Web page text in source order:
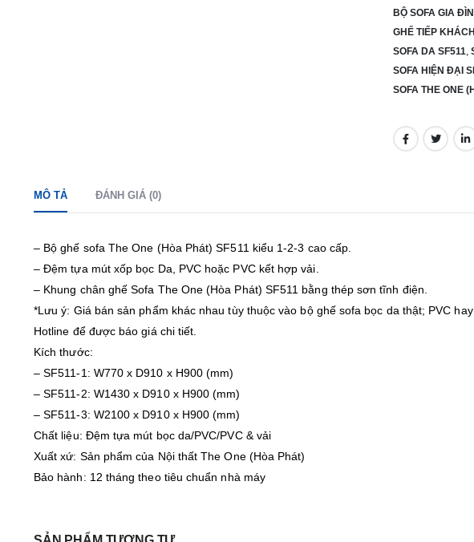
BỘ SOFA GIA
GHẾ TIẾP
SOFA DA SF511
SOFA HIỆN ĐẠI
SOFA THE ONE
MÔ TẢ ĐÁNH GIÁ (0)
– Bộ ghế sofa The One (Hòa Phát) SF511 kiểu 1-2-3 cao cấp.
– Đệm tựa mút xốp bọc Da, PVC hoặc PVC kết hợp vải.
– Khung chân ghế Sofa The One (Hòa Phát) SF511 bằng thép sơn tĩnh điện.
*Lưu ý: Giá bán sản phẩm khác nhau tùy thuộc vào bộ ghế sofa bọc da thật; PVC
Hotline để được báo giá chi tiết.
Kích thước:
– SF511-1: W770 x D910 x H900 (mm)
– SF511-2: W1430 x D910 x H900 (mm)
– SF511-3: W2100 x D910 x H900 (mm)
Chất liệu: Đệm tựa mút bọc da/PVC/PVC & vải
Xuất xứ: Sản phẩm của Nội thất The One (Hòa Phát)
Bảo hành: 12 tháng theo tiêu chuẩn nhà máy